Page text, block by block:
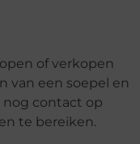
of verkopen
van een soepel en
nog contact op
te bereiken.